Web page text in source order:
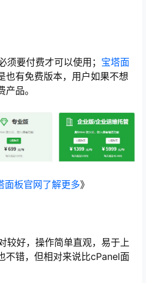
要付费才可以使用； 宝塔面
也有免费版本，用户如果不想
品。
面板官网了解更多》
较好，操作简单直观，易于上
不错，但相对来说比cPanel面